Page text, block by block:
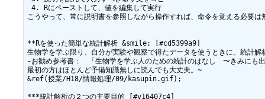
4. Rにペーストして、値を編集して実行
こうやって、常に説明書を参照しながら操作すれば、命令を覚える必要は
**Rを使った簡単な統計解析 &smile; [#cd5399a9]
生物学を学ぶ限り、自分が実験や観察で得たデータを使うときに、統計
-お勧め参考書：　「生物学を学ぶ人のための統計のはなし　〜きみに
最初の方はほとんど予備知識無しに読んでも大丈夫。~
&ref(授業/H18/情報処理/09/kasupin.gif);
***統計解析の２つの主要目的 [#v16407c4]